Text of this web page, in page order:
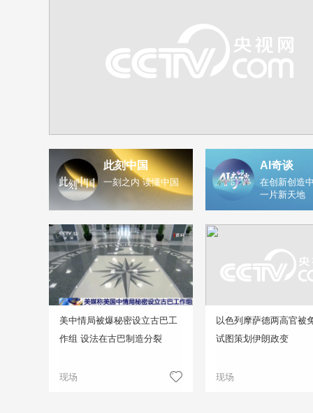
此刻中国
一刻之内 读懂中国
AI奇谈
在创新创造
一片新天地
美中情局被爆秘密设立古巴工
作组 设法在古巴制造分裂
现场
以色列摩萨德两高官被
试图策划伊朗政变
现场